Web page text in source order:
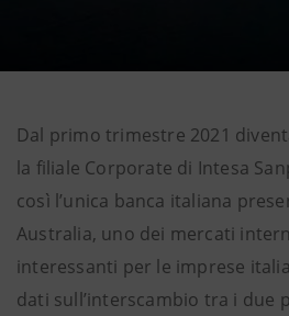
Dal primo trimestre 2021
la filiale Corporate di Intesa
così l’unica banca italiana
Australia, uno dei mercati
interessanti per le imprese
dati sull’interscambio tra i due